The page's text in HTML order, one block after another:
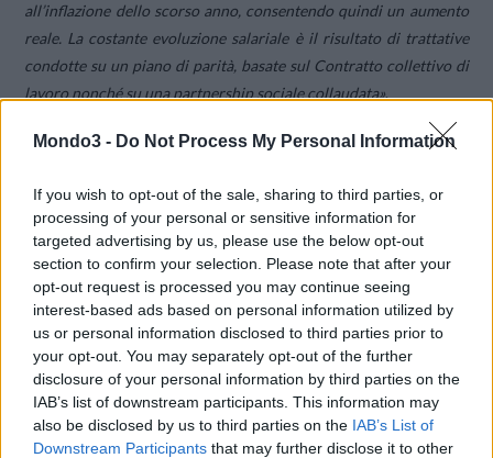
Mondo3 - Do Not Process My Personal Information
If you wish to opt-out of the sale, sharing to third parties, or
processing of your personal or sensitive information for
targeted advertising by us, please use the below opt-out
section to confirm your selection. Please note that after your
opt-out request is processed you may continue seeing
interest-based ads based on personal information utilized by
us or personal information disclosed to third parties prior to
your opt-out. You may separately opt-out of the further
disclosure of your personal information by third parties on the
IAB’s list of downstream participants. This information may
also be disclosed by us to third parties on the IAB’s List of
Downstream Participants that may further disclose it to other
all’inflazione dello scorso anno, consentendo quindi un aumento
reale. La costante evoluzione salariale è il risultato di trattative
condotte su un piano di parità, basate sul Contratto collettivo di
lavoro nonché su una partnership sociale collaudata».
Anche per i dipendenti non soggetti al Contratto collettivo di
distribuiti individualmente.
CONDIVIDI QUESTO ARTICOLO:
E-mail LinkedIn Facebook
X Mastodon Telegram
WhatsApp Stampa Altro